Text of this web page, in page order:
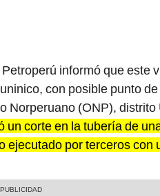
informó que este
con posible punto
Norperuano (ONP), distrito
un corte en la tubería de
ejecutado por terceros con